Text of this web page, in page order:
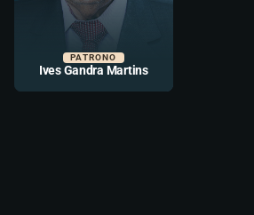
PATRONO
Ives Gandra Martins